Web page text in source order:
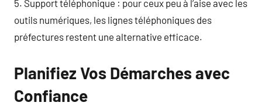
5. Support téléphonique : pour ceux peu à l’aise avec les
outils numériques, les lignes téléphoniques des
préfectures restent une alternative efficace.
Planifiez Vos Démarches avec
Confiance